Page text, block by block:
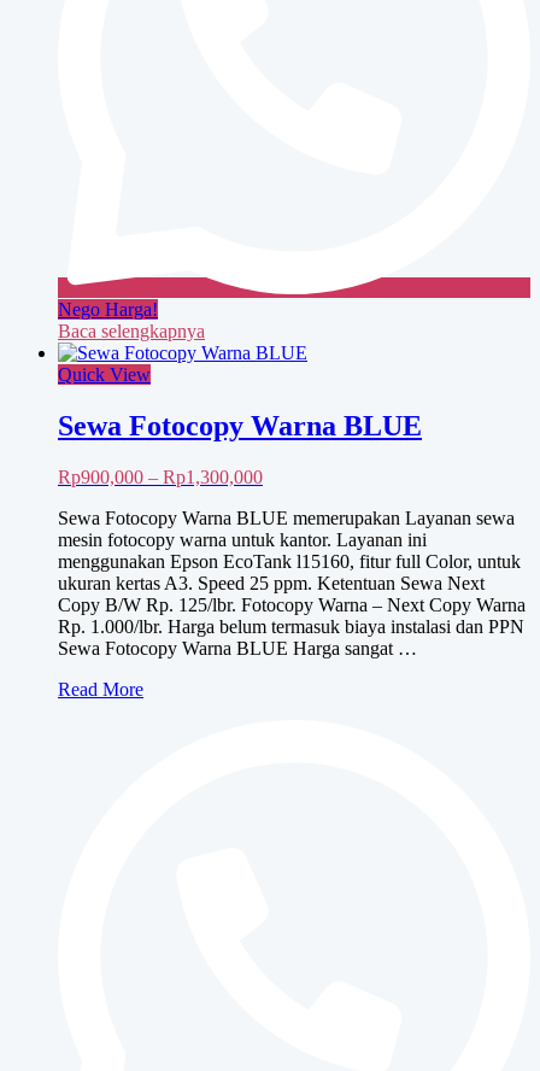
Nego Harga!
Baca selengkapnya
Quick View
Sewa Fotocopy Warna BLUE
Rp900,000 – Rp1,300,000Rentang
Rp900,000
hingga
Rp1,300,000
Sewa Fotocopy Warna BLUE memerupakan Layanan sewa
mesin fotocopy warna untuk kantor. Layanan ini
menggunakan Epson EcoTank l15160, fitur full Color, untuk
ukuran kertas A3. Speed 25 ppm. Ketentuan Sewa Next
Copy B/W Rp. 125/lbr. Fotocopy Warna – Next Copy Warna
Rp. 1.000/lbr. Harga belum termasuk biaya instalasi dan PPN
Sewa Fotocopy Warna BLUE Harga sangat …
Sewa
Read More